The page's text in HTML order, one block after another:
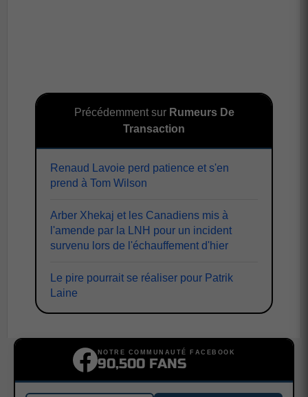
Précédemment sur Rumeurs De
Transaction
Renaud Lavoie perd patience et s'en
prend à Tom Wilson
Arber Xhekaj et les Canadiens mis à
l'amende par la LNH pour un incident
survenu lors de l'échauffement d'hier
Le pire pourrait se réaliser pour Patrik
Laine
NOTRE COMMUNAUTÉ FACEBOOK
90,500 FANS